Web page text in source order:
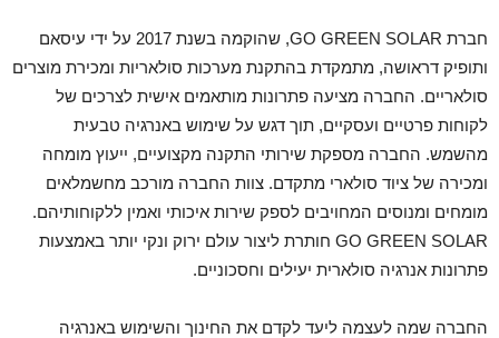
חברת GO GREEN SOLAR, שהוקמה בשנת 2017 על ידי עיסאם
ותופיק דראושה, מתמקדת בהתקנת מערכות סולאריות ומכירת מוצרים
סולאריים. החברה מציעה פתרונות מותאמים אישית לצרכים של
לקוחות פרטיים ועסקיים, תוך דגש על שימוש באנרגיה טבעית
מהשמש. החברה מספקת שירותי התקנה מקצועיים, ייעוץ מומחה
ומכירה של ציוד סולארי מתקדם. צוות החברה מורכב מחשמלאים
מומחים ומנוסים המחויבים לספק שירות איכותי ואמין ללקוחותיהם.
GO GREEN SOLAR חותרת ליצור עולם ירוק ונקי יותר באמצעות
פתרונות אנרגיה סולארית יעילים וחסכוניים.
החברה שמה לעצמה ליעד לקדם את החינוך והשימוש באנרגיה